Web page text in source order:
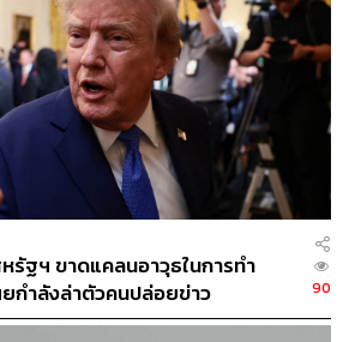
รัฐฯ ขาดแคลนอาวุธในการทำ
กำลังล่าตัวคนปล่อยข่าว
90